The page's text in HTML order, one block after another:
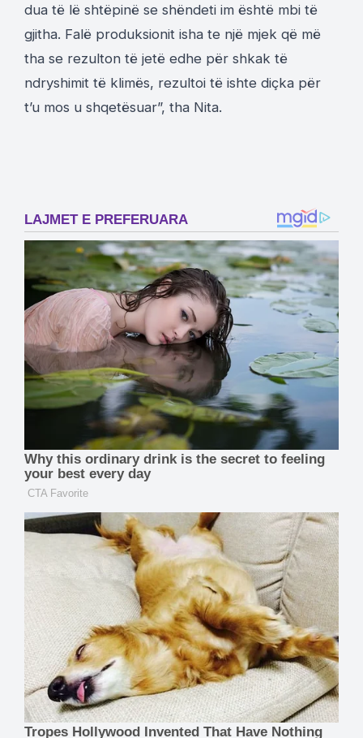
dua të lë shtëpinë se shëndeti im është mbi të
gjitha. Falë produksionit isha te një mjek që më
tha se rezulton të jetë edhe për shkak të
ndryshimit të klimës, rezultoi të ishte diçka për
t’u mos u shqetësuar”, tha Nita.